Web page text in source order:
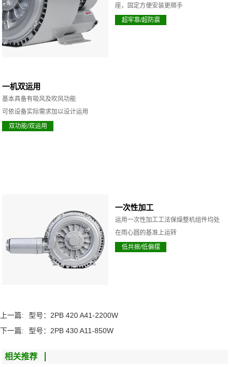
座，固定方便安装更顺手
超牢靠/超防震
一机双运用
基本具备有吸风及吹风功能
可依设备实际需求加以设计运用
双功能/双运用
一次性加工
运用一次性加工工法保燥整机组件均处
在雨心圆的基准上运转
低共振/低偏摆
上一篇:
型号：2PB 420 A41-2200W
下一篇:
型号：2PB 430 A11-850W
相关推荐